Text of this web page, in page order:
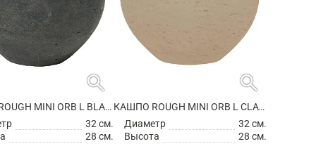
search
КАШПО ROUGH MINI ORB L BLACK WASHED
32 см.
28 см.
search
КАШПО ROUGH MINI ORB L CLAY WASHED
Диаметр
32 см.
Высота
28 см.